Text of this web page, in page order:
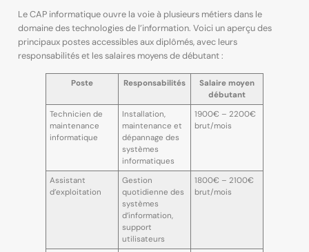
Le CAP informatique ouvre la voie à plusieurs métiers dans le
domaine des technologies de l’information. Voici un aperçu des
principaux postes accessibles aux diplômés, avec leurs
responsabilités et les salaires moyens de débutant :
Poste Responsabilités
Salaire moyen
débutant
Technicien de
maintenance
informatique
Installation,
maintenance et
dépannage des
systèmes
informatiques
1900€ – 2200€
brut/mois
Assistant
d’exploitation
Gestion
quotidienne des
systèmes
d’information,
support
utilisateurs
1800€ – 2100€
brut/mois